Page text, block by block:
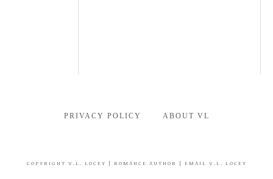
PRIVACY POLICY ABOUT VL
COPYRIGHT V.L. LOCEY | ROMANCE AUTHOR | EMAIL V.L. LOCEY